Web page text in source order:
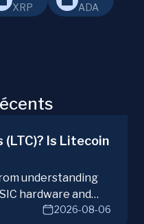
XRP
ADA
Is Litecoin
understanding
hardware and
your Litecoin
2026-08-06